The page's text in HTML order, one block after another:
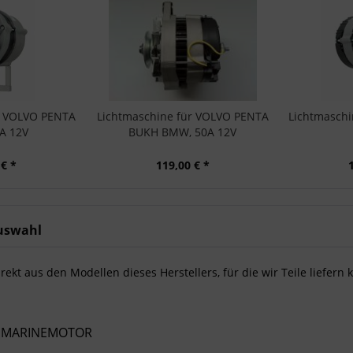
PENTA
12V
*
Lichtmaschine für VOLVO PENTA
BUKH BMW, 50A 12V
119,00 € *
aus den Modellen dieses Herstellers, für die wir Teile liefern